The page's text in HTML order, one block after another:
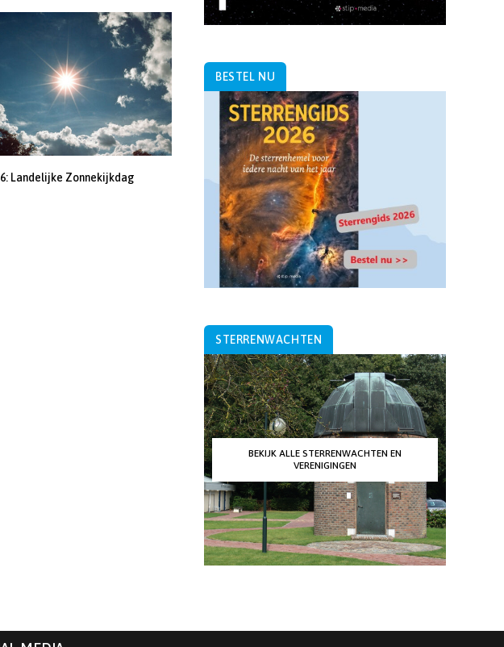
Landelijke Zonnekijkdag
BESTEL NU
STERRENWACHTEN
BEKIJK ALLE STERRENWACHTEN EN
VERENIGINGEN